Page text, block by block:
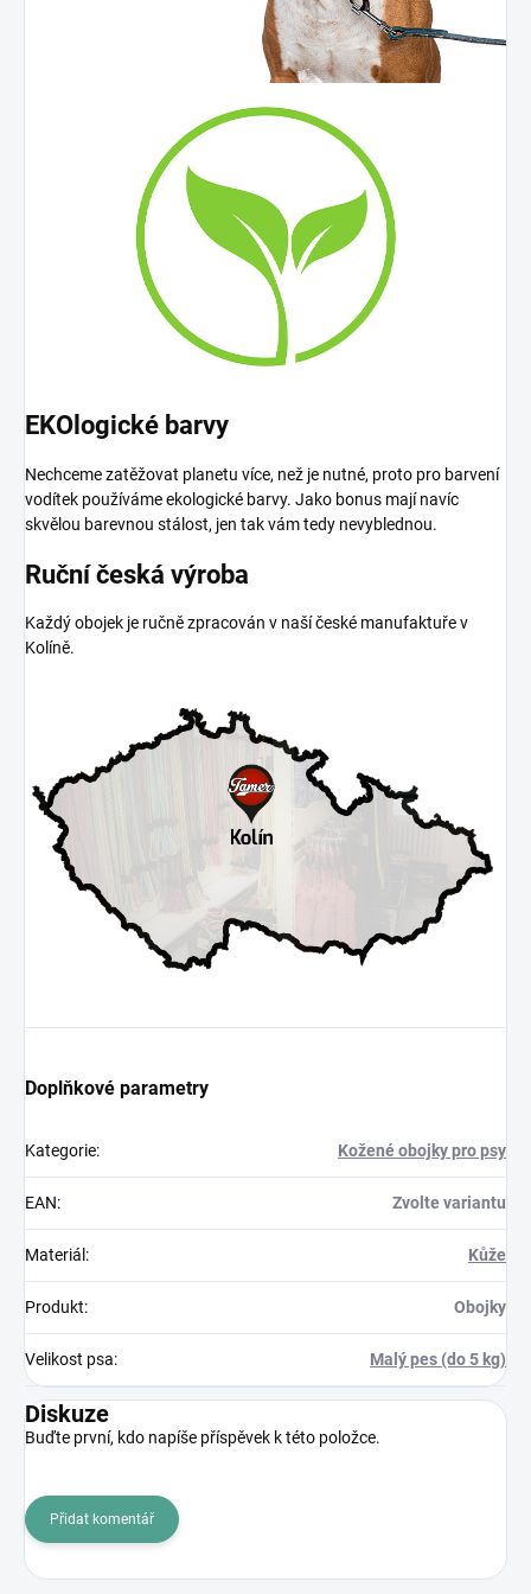
EKOlogické barvy
Nechceme zatěžovat planetu více, než je nutné, proto pro barvení
vodítek používáme ekologické barvy. Jako bonus mají navíc
skvělou barevnou stálost, jen tak vám tedy nevyblednou.
Ruční česká výroba
Každý obojek je ručně zpracován v naší české manufaktuře v
Kolíně.
Doplňkové parametry
Kategorie: Kožené obojky pro psy
EAN: Zvolte variantu
Materiál : Kůže
Produkt: Obojky
Velikost psa: Malý pes (do 5 kg)
Diskuze
Buďte první, kdo napíše příspěvek k této položce.
Přidat komentář